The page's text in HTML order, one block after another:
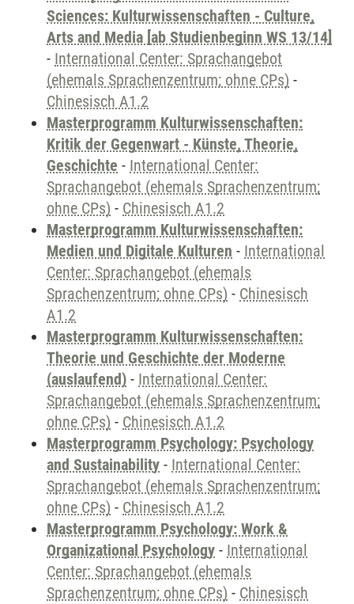
Sciences: Kulturwissenschaften - Culture,
Arts and Media [ab Studienbeginn WS 13/14]
- International Center: Sprachangebot
(ehemals Sprachenzentrum; ohne CPs) -
Chinesisch A1.2
Masterprogramm Kulturwissenschaften:
Kritik der Gegenwart - Künste, Theorie,
Geschichte - International Center:
Sprachangebot (ehemals Sprachenzentrum;
ohne CPs) - Chinesisch A1.2
Masterprogramm Kulturwissenschaften:
Medien und Digitale Kulturen - International
Center: Sprachangebot (ehemals
Sprachenzentrum; ohne CPs) - Chinesisch
A1.2
Masterprogramm Kulturwissenschaften:
Theorie und Geschichte der Moderne
(auslaufend) - International Center:
Sprachangebot (ehemals Sprachenzentrum;
ohne CPs) - Chinesisch A1.2
Masterprogramm Psychology: Psychology
and Sustainability - International Center:
Sprachangebot (ehemals Sprachenzentrum;
ohne CPs) - Chinesisch A1.2
Masterprogramm Psychology: Work &
Organizational Psychology - International
Center: Sprachangebot (ehemals
Sprachenzentrum; ohne CPs) - Chinesisch